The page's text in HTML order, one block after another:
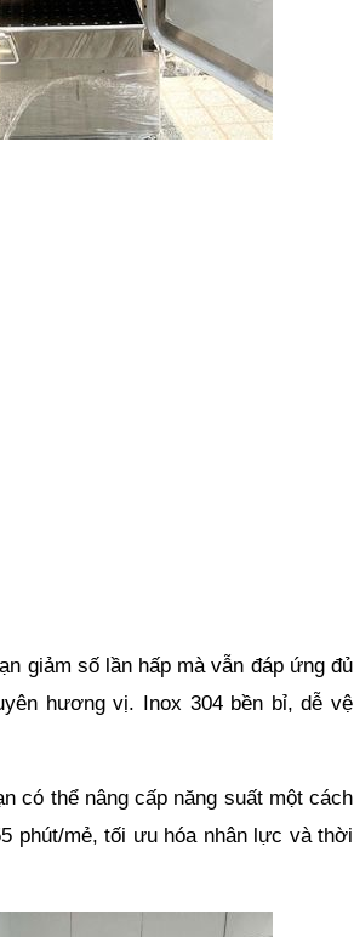
giảm số lần hấp mà vẫn đáp ứng đủ
hương vị. Inox 304 bền bỉ, dễ vệ
có thể nâng cấp năng suất một cách
phút/mẻ, tối ưu hóa nhân lực và thời